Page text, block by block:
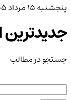
پنجشنبه ۱۵ مرداد ۱۴۰۵
جدیدترین
جستجو در مطالب